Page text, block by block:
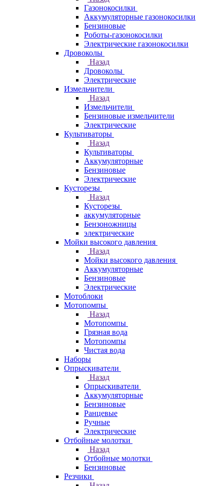
Газонокосилки
Аккумуляторные газонокосилки
Бензиновые
Роботы-газонокосилки
Электрические газонокосилки
Дровоколы
Назад
Дровоколы
Электрические
Измельчители
Назад
Измельчители
Бензиновые измельчители
Электрические
Культиваторы
Назад
Культиваторы
Аккумуляторные
Бензиновые
Электрические
Кусторезы
Назад
Кусторезы
аккумуляторные
Бензоножницы
электрические
Мойки высокого давления
Назад
Мойки высокого давления
Аккумуляторные
Бензиновые
Электрические
Мотоблоки
Мотопомпы
Назад
Мотопомпы
Грязная вода
Мотопомпы
Чистая вода
Наборы
Опрыскиватели
Назад
Опрыскиватели
Аккумуляторные
Бензиновые
Ранцевые
Ручные
Электрические
Отбойные молотки
Назад
Отбойные молотки
Бензиновые
Резчики